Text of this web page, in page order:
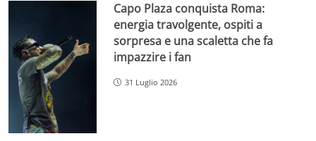
Capo Plaza conquista Roma:
energia travolgente, ospiti a
sorpresa e una scaletta che fa
impazzire i fan
31 Luglio 2026